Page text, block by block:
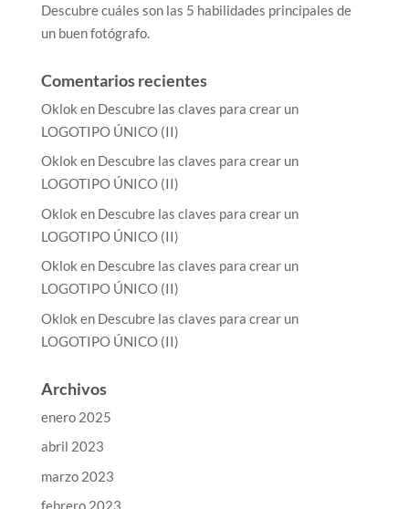
Descubre cuáles son las 5 habilidades principales de
un buen fotógrafo.
Comentarios recientes
Oklok en Descubre las claves para crear un
LOGOTIPO ÚNICO (II)
Oklok en Descubre las claves para crear un
LOGOTIPO ÚNICO (II)
Oklok en Descubre las claves para crear un
LOGOTIPO ÚNICO (II)
Oklok en Descubre las claves para crear un
LOGOTIPO ÚNICO (II)
Oklok en Descubre las claves para crear un
LOGOTIPO ÚNICO (II)
Archivos
enero 2025
abril 2023
marzo 2023
febrero 2023